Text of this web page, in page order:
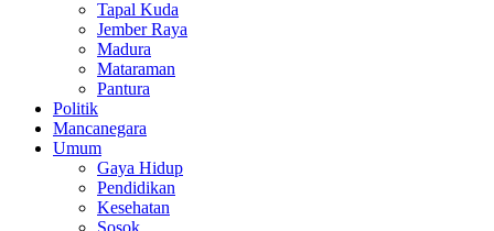
Tapal Kuda
Jember Raya
Madura
Mataraman
Pantura
Politik
Mancanegara
Umum
Gaya Hidup
Pendidikan
Kesehatan
Sosok